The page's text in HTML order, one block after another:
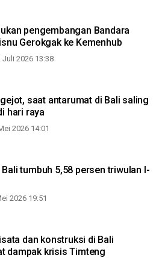
pengembangan Bandara
Gerokgak ke Kemenhub
2026 13:38
saat antarumat di Bali saling
hari raya
2026 14:01
tumbuh 5,58 persen triwulan I-
2026 19:51
dan konstruksi di Bali
dampak krisis Timteng